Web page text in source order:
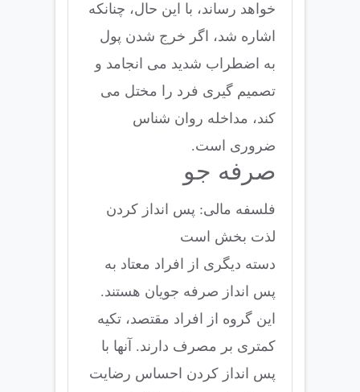
خواهد رساند، با این حال، چنانکه
اشاره شد، اگر خرج شدن پول
به اضطراب شدید می انجامد و
تصمیم گیری فرد را مختل می
کند، مداخله روان شناس
ضروری است.
صرفه جو
فلسفه مالی: پس انداز کردن
لذت بخش است
دسته دیگری از افراد معتاد به
پس انداز صرفه جویان هستند.
این گروه از افراد مقتصد، تکیه
کمتری بر مصرف دارند. آنها با
پس انداز کردن احساس رضایت